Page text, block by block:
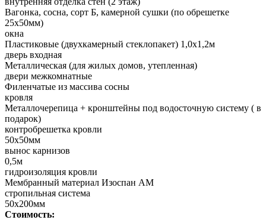
Вагонка, сосна, сорт Б, камерной сушки (по обрешетке
25х50мм)
окна
Пластиковые (двухкамерный стеклопакет) 1,0х1,2м
дверь входная
Металлическая (для жилых домов, утепленная)
двери межкомнатные
Филенчатые из массива сосны
кровля
Металлочерепица + кронштейны под водосточную систему ( в
подарок)
контробрешетка кровли
50х50мм
вынос карнизов
0,5м
гидроизоляция кровли
Мембранный материал Изоспан АМ
стропильная система
50х200мм
Стоимость: